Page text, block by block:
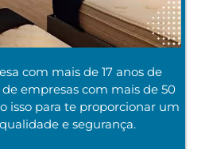
com mais de 17 anos de
empresas com mais de 50
isso para te proporcionar um
e segurança.